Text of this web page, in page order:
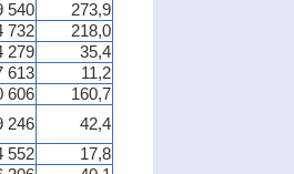
540
273,9
732
218,0
279
35,4
613
11,2
606
160,7
246
42,4
552
17,8